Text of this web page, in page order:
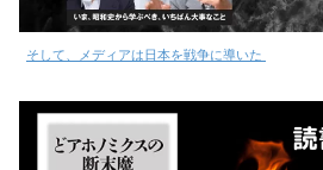
そして、メディアは日本を戦争に導いた